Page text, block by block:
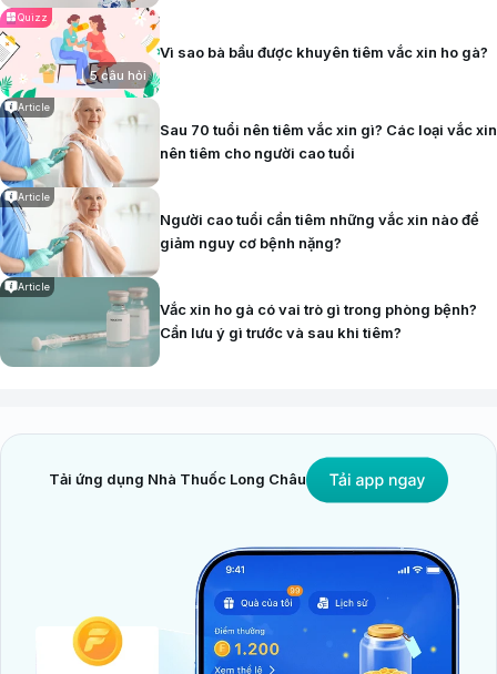
Quizz
5 câu hỏi
Vì sao bà bầu được khuyên tiêm vắc xin ho gà?
Article
Sau 70 tuổi nên tiêm vắc xin gì? Các loại vắc xin
nên tiêm cho người cao tuổi
Article
Người cao tuổi cần tiêm những vắc xin nào để
giảm nguy cơ bệnh nặng?
Article
Vắc xin ho gà có vai trò gì trong phòng bệnh?
Cần lưu ý gì trước và sau khi tiêm?
Tải ứng dụng Nhà Thuốc Long Châu